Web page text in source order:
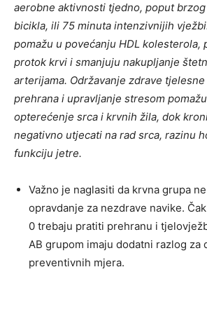
aerobne aktivnosti tjedno, poput
bicikla, ili 75 minuta intenzivnijih
pomažu u povećanju HDL kolesterola,
protok krvi i smanjuju nakupljanje
arterijama. Održavanje zdrave
prehrana i upravljanje stresom
opterećenje srca i krvnih žila, dok
negativno utjecati na rad srca, razinu
funkciju jetre.
Važno je naglasiti da krvna grupa
opravdanje za nezdrave navike.
0 trebaju pratiti prehranu i
AB grupom imaju dodatni razlog za
preventivnih mjera.